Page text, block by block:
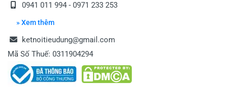
0941 011 994 - 0971 233 253
» Xem thêm
ketnoitieudung@gmail.com
Mã Số Thuế: 0311904294